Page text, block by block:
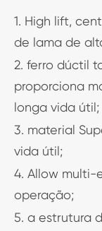
1. High lift,
de lama de
2. ferro dúctil
proporciona
longa vida útil;
3. material
vida útil;
4. Allow
operação;
5. a estrutura